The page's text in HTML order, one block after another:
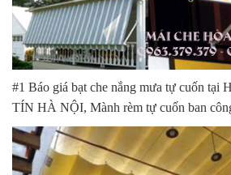
#1 Báo giá bạt che nắng mưa tự cuốn
TÍN HÀ NỘI, Mành rèm tự cuốn ban